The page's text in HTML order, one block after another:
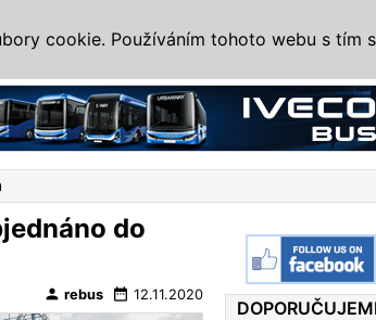
do
person rebus date_range 12.11.2020
cookie. Používáním tohoto webu s tím